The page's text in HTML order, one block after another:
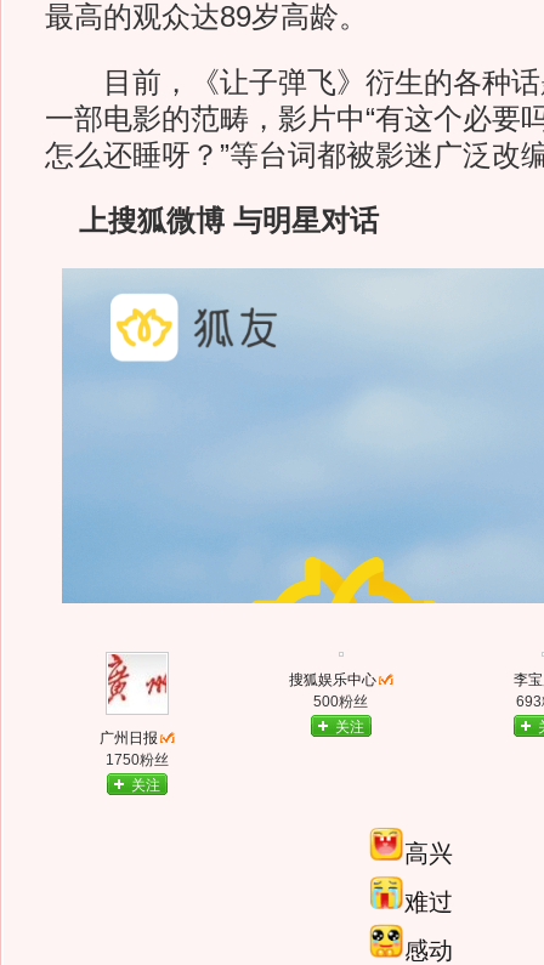
最高的观众达89岁高龄。
目前，《让子弹飞》衍生的各种话
一部电影的范畴，影片中“有这个必要
怎么还睡呀？”等台词都被影迷广泛改
上搜狐微博 与明星对话
广州日报
1750粉丝
关注
搜狐娱乐中心
500粉丝
关注
李
693
高兴
难过
感动